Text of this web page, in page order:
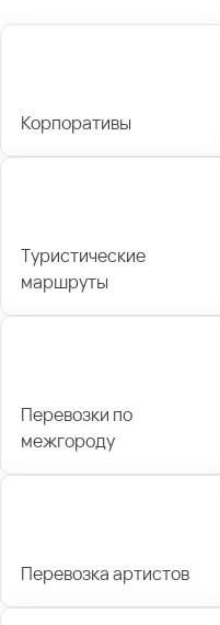
Корпоративы
Туристические
маршруты
Перевозки по
межгороду
Перевозка артистов